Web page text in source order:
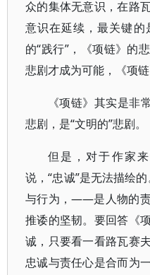
众的集体无意识，在路
意识在延续，最关键
的“践行”，《项链》的
悲剧才成为可能，《项
《项链》其实是非
悲剧，是“文明的”悲剧。
但是，对于作家
说，“忠诚”是无法描绘
与行为，——是人物的
推诿的坚韧。要回答《
诚，只要看一看路瓦赛
忠诚与责任心是合而为